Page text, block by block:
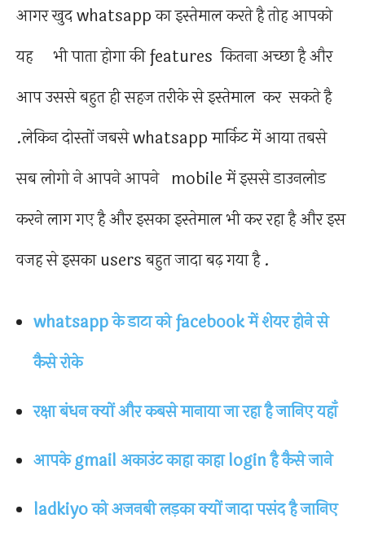
आगर खुद whatsapp का इस्तेमाल करते है तोह आपको
यह भी पाता होगा की features कितना अच्छा है और
आप उससे बहुत ही सहज तरीके से इस्तेमाल कर सकते है
.लेकिन दोस्तों जबसे whatsapp मार्किट में आया तबसे
सब लोगो ने आपने आपने mobile में इससे डाउनलोड
करने लाग गए है और इसका इस्तेमाल भी कर रहा है और इस
वजह से इसका users बहुत जादा बढ़ गया है .
whatsapp के डाटा को facebook में शेयर होने से
कैसे रोके
रक्षा बंधन क्यों और कबसे मानाया जा रहा है जानिए यहाँ
आपके gmail अकाउंट काहा काहा login है कैसे जाने
ladkiyo को अजनबी लड़का क्यों जादा पसंद है जानिए